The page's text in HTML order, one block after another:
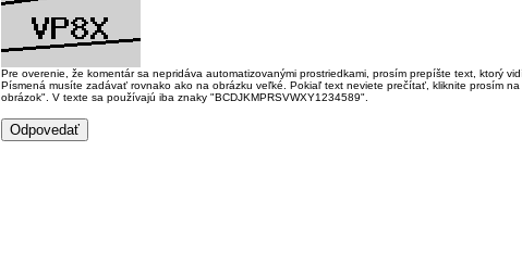
Pre overenie, že komentár sa nepridáva automatizovanými prostriedkami, prosím prepíšte text, ktorý
Písmená musíte zadávať rovnako ako na obrázku veľké. Pokiaľ text neviete prečítať, kliknite prosím
obrázok". V texte sa používajú iba znaky "BCDJKMPRSVWXY1234589".